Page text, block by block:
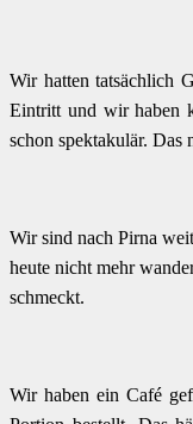
Wir hatten tatsächlich
Eintritt und wir haben
schon spektakulär. Das
Wir sind nach Pirna
heute nicht mehr
schmeckt.
Wir haben ein Café